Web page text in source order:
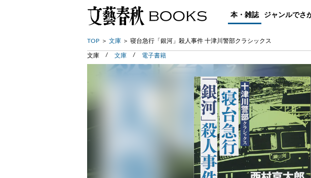
本・雑誌 ジャンルでさ
TOP 文庫 寝台急行「銀河」殺人事件 十津川警部クラシックス
文庫 文庫 電子書籍